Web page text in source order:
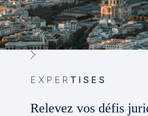
EXPER TISES
Relevez vos défis